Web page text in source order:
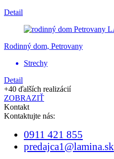
Detail
Rodinný dom, Petrovany
Strechy
Detail
+40 ďalších realizácií
ZOBRAZIŤ
Kontakt
Kontaktujte nás:
0911 421 855
predajca1@lamina.sk